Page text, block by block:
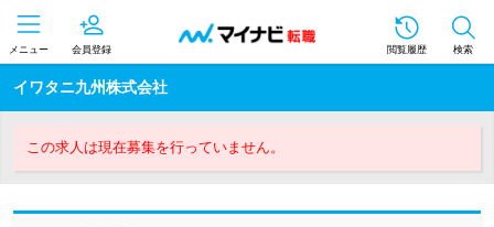
メニュー 会員登録 閲覧履歴 検索
イワタニ九州株式会社
この求人は現在募集を行っていません。